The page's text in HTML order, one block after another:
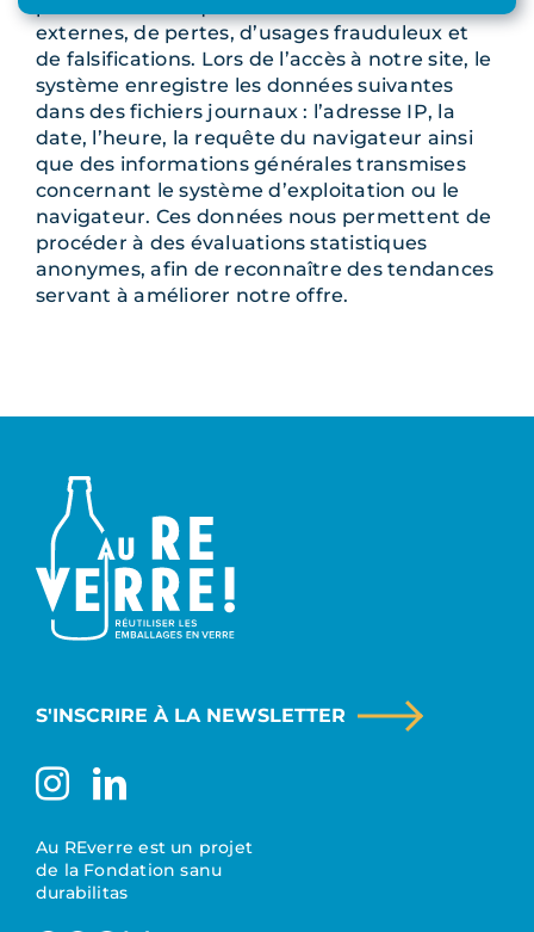
externes, de pertes, d’usages frauduleux et
de falsifications. Lors de l’accès à notre site, le
système enregistre les données suivantes
dans des fichiers journaux : l’adresse IP, la
date, l’heure, la requête du navigateur ainsi
que des informations générales transmises
concernant le système d’exploitation ou le
navigateur. Ces données nous permettent de
procéder à des évaluations statistiques
anonymes, afin de reconnaître des tendances
servant à améliorer notre offre.
S'INSCRIRE À LA NEWSLETTER
Au REverre est un projet
de la Fondation sanu
durabilitas